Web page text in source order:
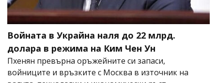
Войната в Украйна наля до 22 млрд.
долара в режима на Ким Чен Ун
Пхенян превърна оръжейните си запаси,
войниците и връзките с Москва в източник на